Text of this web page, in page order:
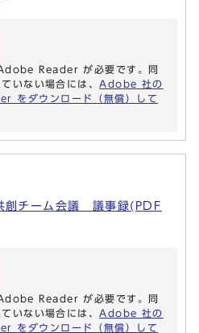
Reader が必要です。同
いない場合には、 Adobe 社の
をダウンロード（無償）して
創チーム会議 議事録(PDF
Reader が必要です。同
いない場合には、 Adobe 社の
をダウンロード（無償）して